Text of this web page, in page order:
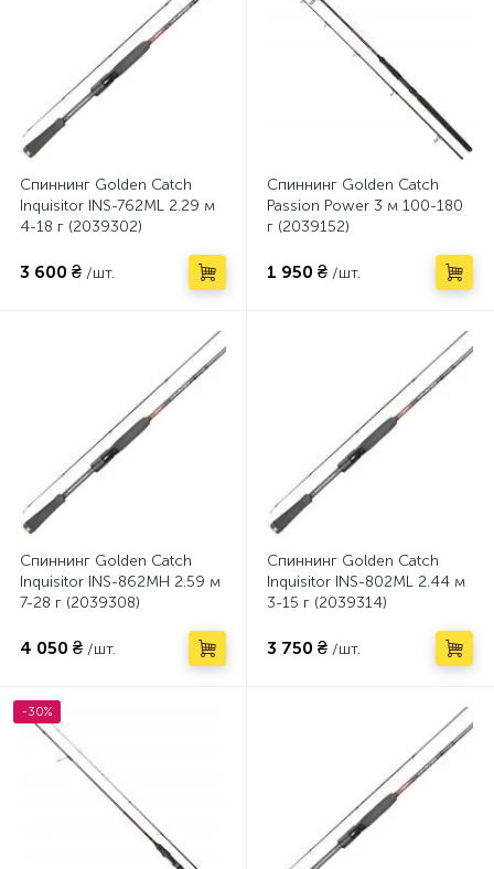
Спиннинг Golden Catch
Inquisitor INS-762ML 2.29 м
4-18 г (2039302)
3 600 ₴ /шт.
Спиннинг Golden Catch
Passion Power 3 м 100-180
г (2039152)
1 950 ₴ /шт.
Спиннинг Golden Catch
Inquisitor INS-862MH 2.59 м
7-28 г (2039308)
4 050 ₴ /шт.
Спиннинг Golden Catch
Inquisitor INS-802ML 2.44 м
3-15 г (2039314)
3 750 ₴ /шт.
-30%